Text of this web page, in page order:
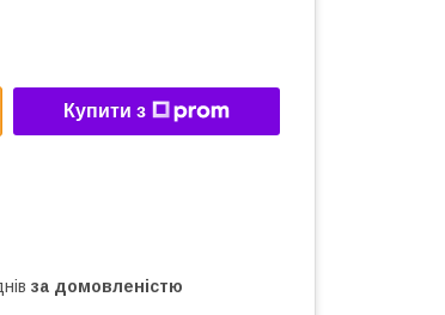
Купити з
за домовленістю